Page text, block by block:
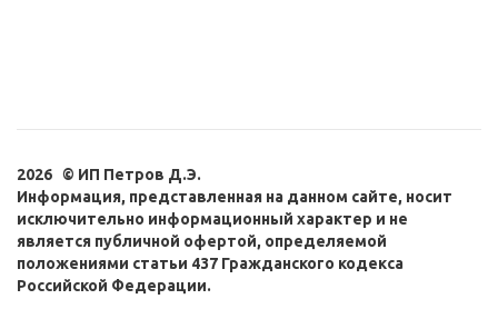
2026 © ИП Петров Д.Э.
Информация, представленная на данном сайте, носит
исключительно информационный характер и не
является публичной офертой, определяемой
положениями статьи 437 Гражданского кодекса
Российской Федерации.